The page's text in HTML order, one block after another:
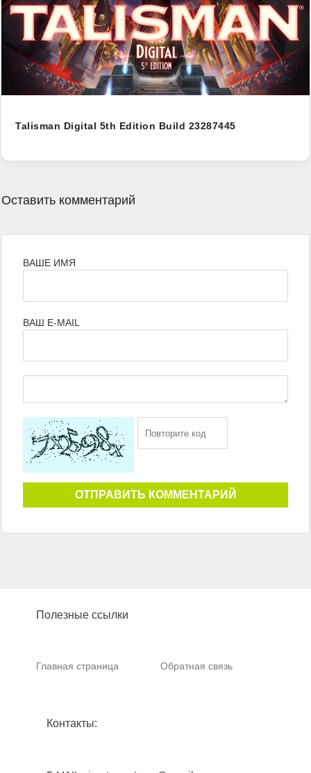
Talisman Digital 5th Edition Build 23287445
Оставить комментарий
ВАШЕ ИМЯ
ВАШ E-MAIL
ОТПРАВИТЬ КОММЕНТАРИЙ
Полезные ссылки
Главная страница Обратная связь
Контакты: